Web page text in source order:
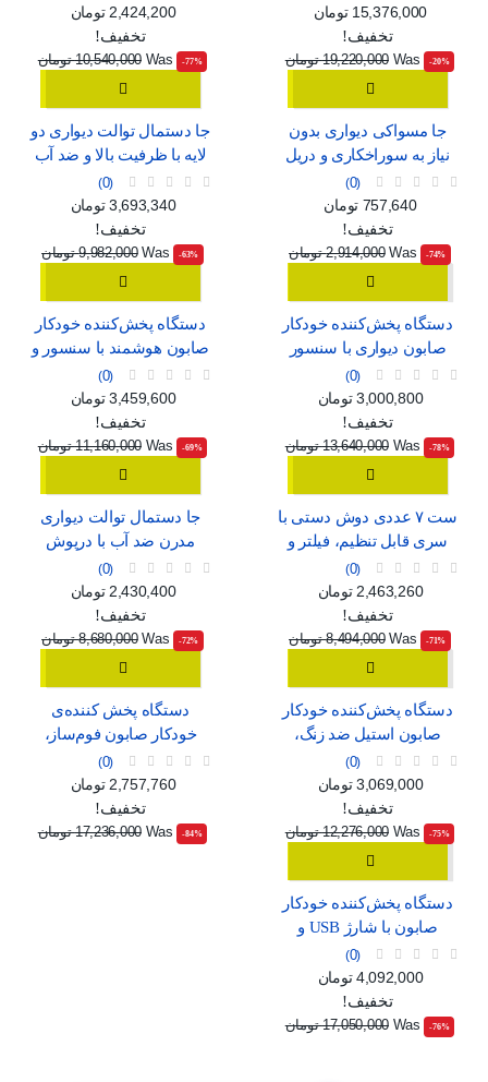
قیمت عادی
قیمت
15,376,000 تومان
تخفیف!
‎-20%
Was 19,220,000 تومان
قیمت عادی
قیمت
2,424,200 تومان
تخفیف!
‎-77%
Was 10,540,000 تومان
جا مسواکی دیواری بدون
نیاز به سوراخکاری و دریل
0
قیمت عادی
قیمت
757,640 تومان
تخفیف!
‎-74%
Was 2,914,000 تومان
جا دستمال توالت دیواری دو
لایه با ظرفیت بالا و ضد آب
0
قیمت عادی
قیمت
3,693,340 تومان
تخفیف!
‎-63%
Was 9,982,000 تومان
دستگاه پخش‌کننده خودکار
صابون دیواری با سنسور
هوشمند، قابل شارژ با USB
0
قیمت عادی
قیمت
3,000,800 تومان
تخفیف!
‎-78%
Was 13,640,000 تومان
دستگاه پخش‌کننده خودکار
صابون هوشمند با سنسور و
قابلیت تنظیم جریان
0
قیمت عادی
قیمت
3,459,600 تومان
تخفیف!
‎-69%
Was 11,160,000 تومان
ست ۷ عددی دوش دستی با
سری قابل تنظیم، فیلتر و
ماساژور
0
قیمت عادی
قیمت
2,463,260 تومان
تخفیف!
‎-71%
Was 8,494,000 تومان
جا دستمال توالت دیواری
مدرن ضد آب با درپوش
0
قیمت عادی
قیمت
2,430,400 تومان
تخفیف!
‎-72%
Was 8,680,000 تومان
دستگاه پخش‌کننده خودکار
صابون استیل ضد زنگ،
بدون نیاز به لمس
0
قیمت عادی
قیمت
3,069,000 تومان
تخفیف!
‎-75%
Was 12,276,000 تومان
دستگاه پخش کننده‌ی
خودکار صابون فوم‌ساز،
بدون نیاز به لمس
0
قیمت عادی
قیمت
2,757,760 تومان
تخفیف!
‎-84%
Was 17,236,000 تومان
دستگاه پخش‌کننده خودکار
صابون با شارژ USB و
صفحه نمایش دیجیتال
0
قیمت عادی
قیمت
4,092,000 تومان
تخفیف!
‎-76%
Was 17,050,000 تومان